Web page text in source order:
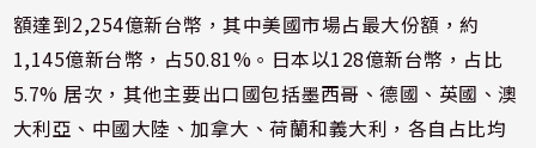
額達到2,254億新台幣，其中美國市場占最大份額，約
1,145億新台幣，占50.81%。日本以128億新台幣，占比
5.7% 居次，其他主要出口國包括墨西哥、德國、英國、澳
大利亞、中國大陸、加拿大、荷蘭和義大利，各自占比均